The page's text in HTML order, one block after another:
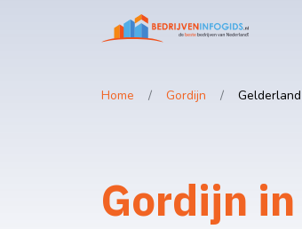
Home Gordijn Gelderland
Gordijn